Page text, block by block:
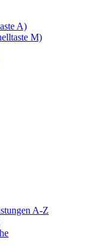
A)
M)
A-Z